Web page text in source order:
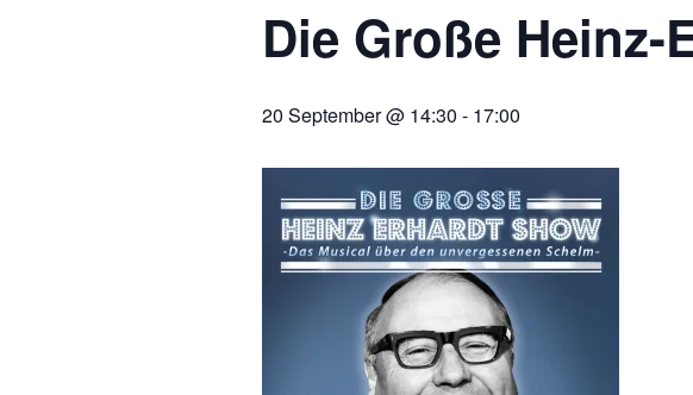
Die Große Heinz-
20 September @ 14:30 - 17:00